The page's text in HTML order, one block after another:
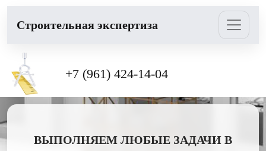
Cтроительная экспертиза
+7 (961) 424-14-04
ВЫПОЛНЯЕМ ЛЮБЫЕ ЗАДАЧИ В